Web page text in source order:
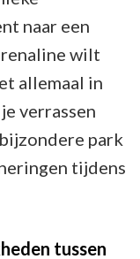
naar een
wilt
allemaal in
verrassen
park
tijdens
tussen